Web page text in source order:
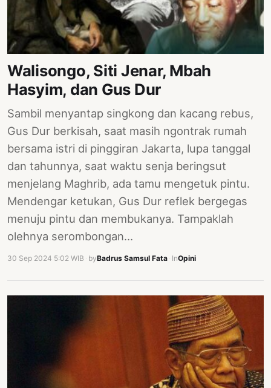
Walisongo, Siti Jenar, Mbah
Hasyim, dan Gus Dur
Sambil menyantap singkong dan kacang rebus,
Gus Dur berkisah, saat masih ngontrak rumah
bersama istri di pinggiran Jakarta, lupa tanggal
dan tahunnya, saat waktu senja beringsut
menjelang Maghrib, ada tamu mengetuk pintu.
Mendengar ketukan, Gus Dur reflek bergegas
menuju pintu dan membukanya. Tampaklah
olehnya serombongan…
30 Sep 2024 5:02 WIB byBadrus Samsul Fata InOpini